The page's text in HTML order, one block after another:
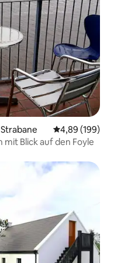
4,89 (199)
mit Blick auf den Foyle